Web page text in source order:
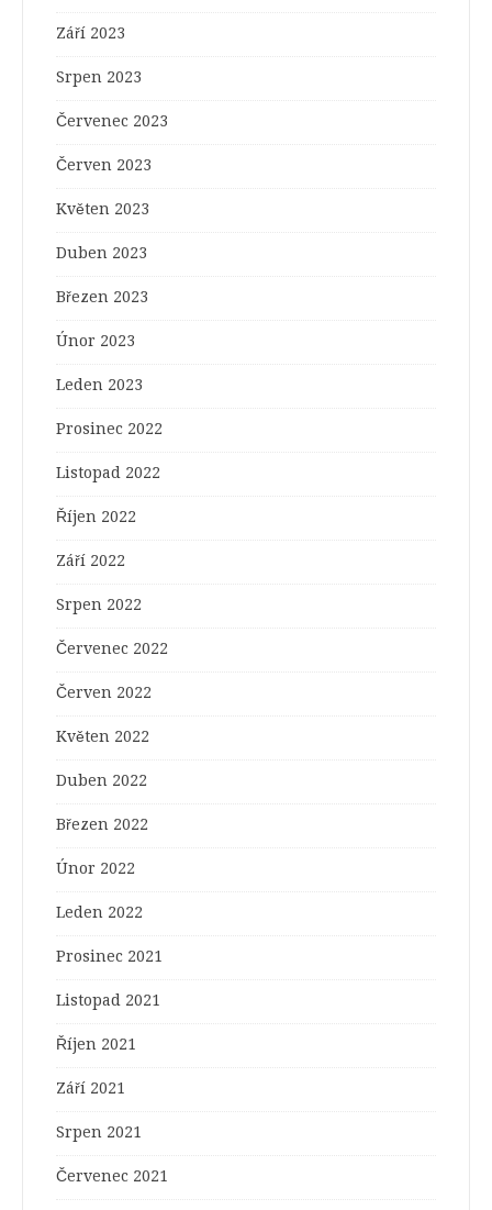
Září 2023
Srpen 2023
Červenec 2023
Červen 2023
Květen 2023
Duben 2023
Březen 2023
Únor 2023
Leden 2023
Prosinec 2022
Listopad 2022
Říjen 2022
Září 2022
Srpen 2022
Červenec 2022
Červen 2022
Květen 2022
Duben 2022
Březen 2022
Únor 2022
Leden 2022
Prosinec 2021
Listopad 2021
Říjen 2021
Září 2021
Srpen 2021
Červenec 2021